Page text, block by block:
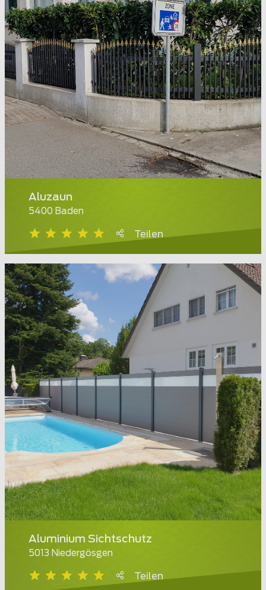
Aluzaun
5400 Baden
Teilen
Aluminium Sichtschutz
5013 Niedergösgen
Teilen